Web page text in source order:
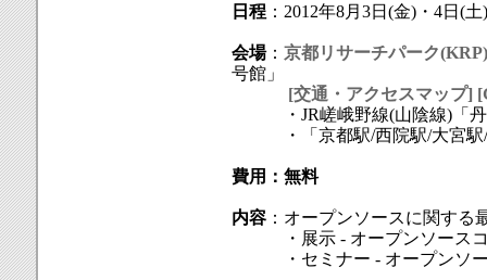
日程 ：2012年8月3日(金)・4日(土
会場： 京都リサーチパーク
号館」
[交通・アクセスマップ]
・JR嵯峨野線(山陰線)「丹
・「京都駅/西院駅/大宮駅/
費用：無料
内容 ：オープンソースに関する
・展示 - オープンソースコ
・セミナー - オープンソー